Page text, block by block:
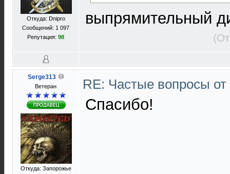
Откуда: Dnipro
Сообщений: 1 097
Репутация:98
выпрямительный
Serge313
Ветеран
Откуда: Запорожье
RE: Частые вопросы
Спасибо!